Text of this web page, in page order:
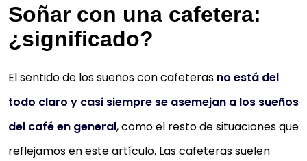
Soñar con una cafetera:
¿significado?
El sentido de los sueños con cafeteras no está del
todo claro y casi siempre se asemejan a los sueños
del café en general, como el resto de situaciones que
reflejamos en este artículo. Las cafeteras suelen